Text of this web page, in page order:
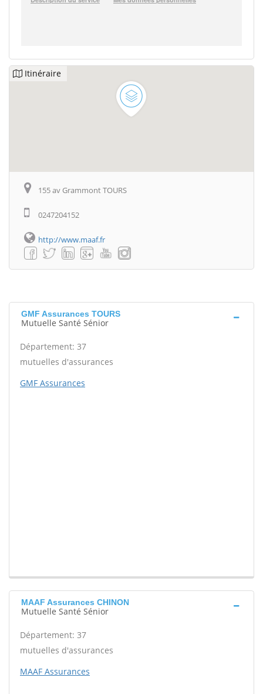
Itinéraire
155 av Grammont TOURS
0247204152
http://www.maaf.fr
GMF Assurances TOURS
Mutuelle Santé Sénior
Département: 37
mutuelles d'assurances
GMF Assurances
MAAF Assurances CHINON
Mutuelle Santé Sénior
Département: 37
mutuelles d'assurances
MAAF Assurances